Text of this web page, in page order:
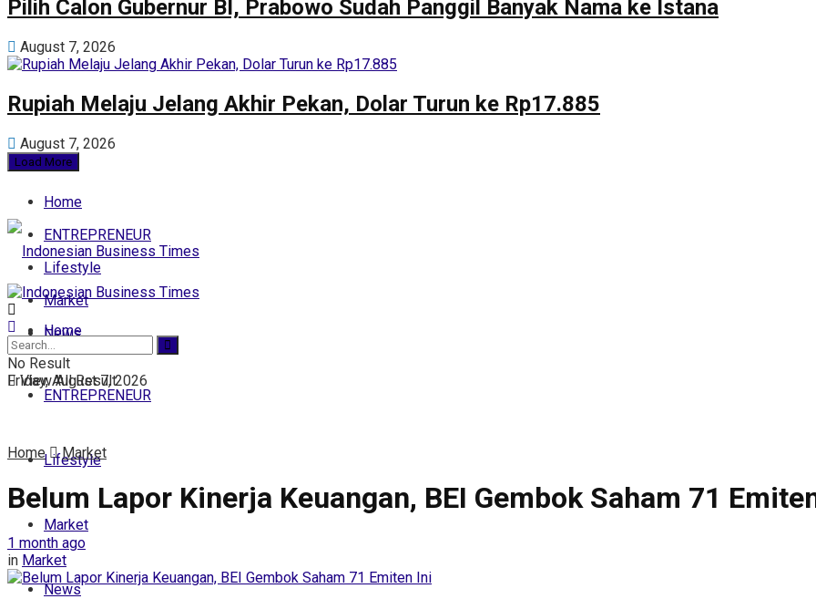
Pilih Calon Gubernur BI, Prabowo Sudah Panggil Banyak Nama ke Istana
August 7, 2026
Rupiah Melaju Jelang Akhir Pekan, Dolar Turun ke Rp17.885
August 7, 2026
Load More
Home
ENTREPRENEUR
Lifestyle
Market
News
Friday, August 7, 2026
Home
ENTREPRENEUR
Lifestyle
Market
News
No Result
View All Result
Home Market
Belum Lapor Kinerja Keuangan, BEI Gembok Saham 71
1 month ago
in Market